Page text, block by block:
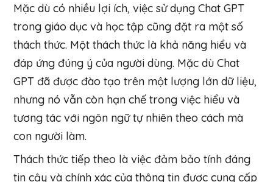
Mặc dù có nhiều lợi ích, việc sử dụng Chat GPT
trong giáo dục và học tập cũng đặt ra một số
thách thức. Một thách thức là khả năng hiểu và
đáp ứng đúng ý của người dùng. Mặc dù Chat
GPT đã được đào tạo trên một lượng lớn dữ liệu,
nhưng nó vẫn còn hạn chế trong việc hiểu và
tương tác với ngôn ngữ tự nhiên theo cách mà
con người làm.
Thách thức tiếp theo là việc đảm bảo tính đáng
tin cậy và chính xác của thông tin được cung cấp